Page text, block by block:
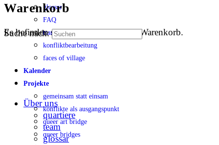
glossar
FAQ
transparenz
konfliktbearbeitung
faces of village
Kalender
Projekte
gemeinsam statt einsam
konflikte als ausgangspunkt
queer art bridge
queer bridges
Warenkorb
Es befinden sich keine Produkte im Warenkorb.
Suche nach:
Über uns
quartiere
team
glossar